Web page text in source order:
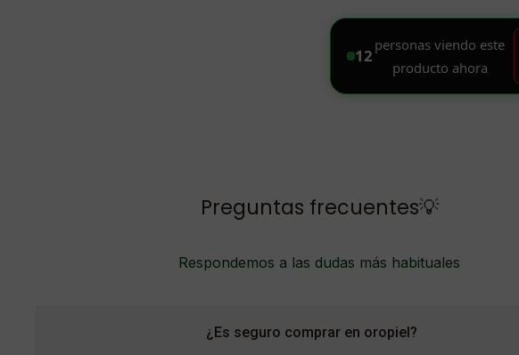
Preguntas frecuentes💡
Respondemos a las dudas más habituales
¿Es seguro comprar en oropiel?